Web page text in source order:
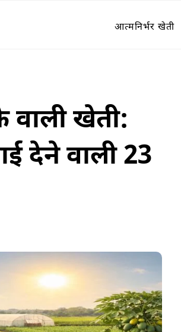
आत्मनिर्भर खेती
वाली खेती:
देने वाली 23